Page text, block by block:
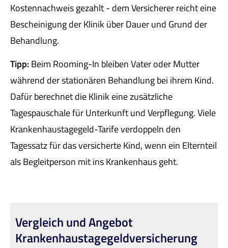
Kostennachweis gezahlt - dem Versicherer reicht eine
Bescheinigung der Klinik über Dauer und Grund der
Behandlung.
Tipp:Beim Rooming-In bleiben Vater oder Mutter
während der stationären Behandlung bei ihrem Kind.
Dafür berechnet die Klinik eine zusätzliche
Tagespauschale für Unterkunft und Verpflegung. Viele
Krankenhaustagegeld-Tarife verdoppeln den
Tagessatz für das versicherte Kind, wenn ein Elternteil
als Begleitperson mit ins Krankenhaus geht.
Vergleich und Angebot
Krankenhaustagegeldversicherung